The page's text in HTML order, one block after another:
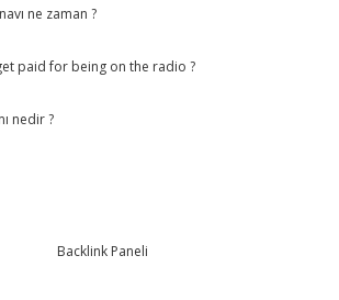
ne zaman ?
paid for being on the radio ?
nedir ?